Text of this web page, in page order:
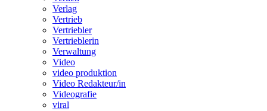
Verlag
Vertrieb
Vertriebler
Vertrieblerin
Verwaltung
Video
video produktion
Video Redakteur/in
Videografie
viral